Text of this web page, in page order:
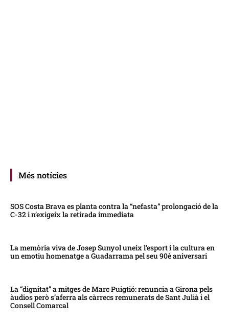
Més notícies
SOS Costa Brava es planta contra la “nefasta” prolongació de la
C-32 i n’exigeix la retirada immediata
La memòria viva de Josep Sunyol uneix l’esport i la cultura en
un emotiu homenatge a Guadarrama pel seu 90è aniversari
La “dignitat” a mitges de Marc Puigtió: renuncia a Girona pels
àudios però s’aferra als càrrecs remunerats de Sant Julià i el
Consell Comarcal